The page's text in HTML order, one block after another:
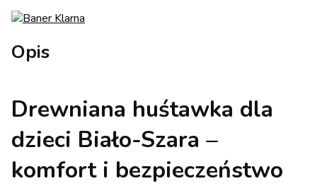
Opis
Drewniana huśtawka dla
dzieci Biało-Szara –
komfort i bezpieczeństwo